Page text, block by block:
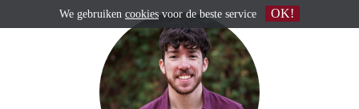
We gebruiken cookiesvoor de beste service OK!